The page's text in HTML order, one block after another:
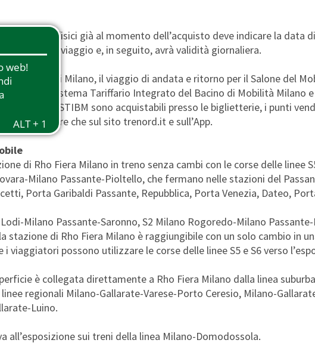
i canali fisici già al momento dell’acquisto deve indicare la data
prima del viaggio e, in seguito, avrà validità giornaliera.
nella città di Milano, il viaggio di andata e ritorno per il Salone del
del Sistema Tariffario Integrato del Bacino di Mobilità Milano
I biglietti STIBM sono acquistabili presso le biglietterie, i punti
Trenord, oltre che sul sito trenord.it e sull’App.
di Rho Fiera Milano in treno senza cambi con le corse delle linee
Milano Passante-Pioltello, che fermano nelle stazioni del
Porta Garibaldi Passante, Repubblica, Porta Venezia, Dateo,
Milano Passante-Saronno, S2 Milano Rogoredo-Milano
stazione di Rho Fiera Milano è raggiungibile con un solo cambio in
i viaggiatori possono utilizzare le corse delle linee S5 e S6 verso
è collegata direttamente a Rho Fiera Milano dalla linea
regionali Milano-Gallarate-Varese-Porto Ceresio, Milano-
Luino.
all’esposizione sui treni della linea Milano-Domodossola.